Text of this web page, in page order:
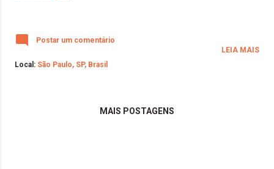
Postar um comentário
Local: São Paulo, SP, Brasil
LEIA MAIS
MAIS POSTAGENS